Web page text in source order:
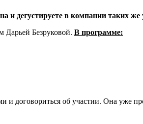
и дегустируете в компании таких
Дарьей Безруковой. В программе:
и договориться об участии. Она уже